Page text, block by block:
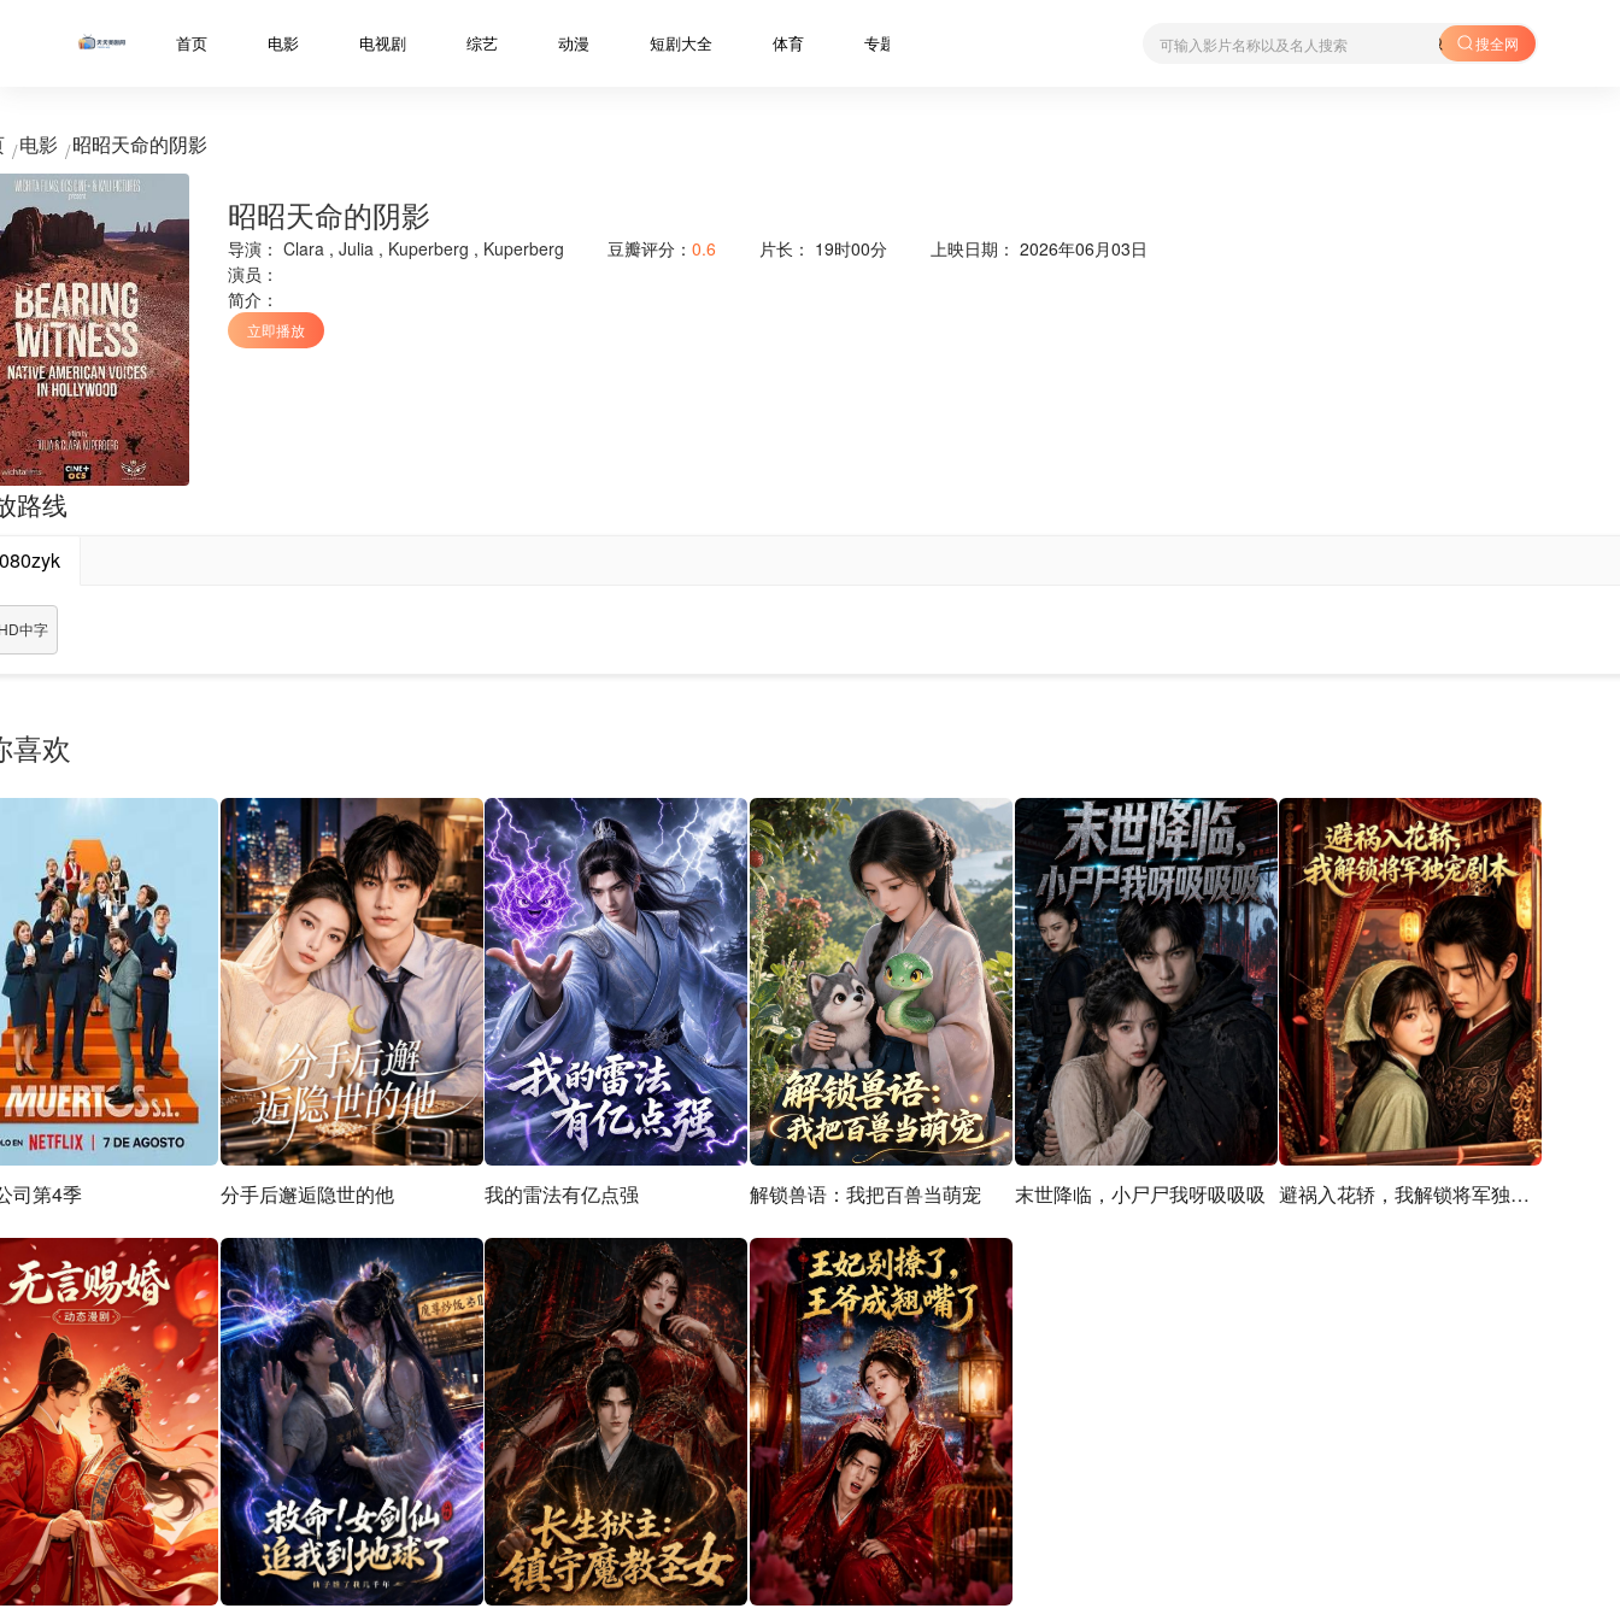
首页 电影 电视剧 综艺 动漫 短剧大全 体育 专题 搜全网
电影 昭昭天命的阴影
昭昭天命的阴影
导演： Clara , Julia , Kuperberg , Kuperberg 豆瓣评分： 0.6 片长： 19时00分
上映日期： 2026年06月03日
演员：
简介：
立即播放
路线
中字
喜欢
司第4季 分手后邂逅隐世的他 我的雷法有亿点强 解锁兽语：我把百兽当萌宠 末世降临，小尸尸我呀吸吸吸 避祸入花轿，我解锁将军独宠剧本